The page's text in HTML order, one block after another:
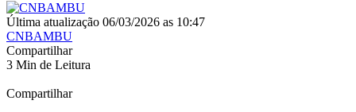
Última atualização 06/03/2026 as 10:47
CNBAMBU
Compartilhar
3 Min de Leitura
Compartilhar